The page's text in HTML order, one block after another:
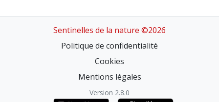
Sentinelles de la nature ©2026
Politique de confidentialité
Cookies
Mentions légales
Version 2.8.0